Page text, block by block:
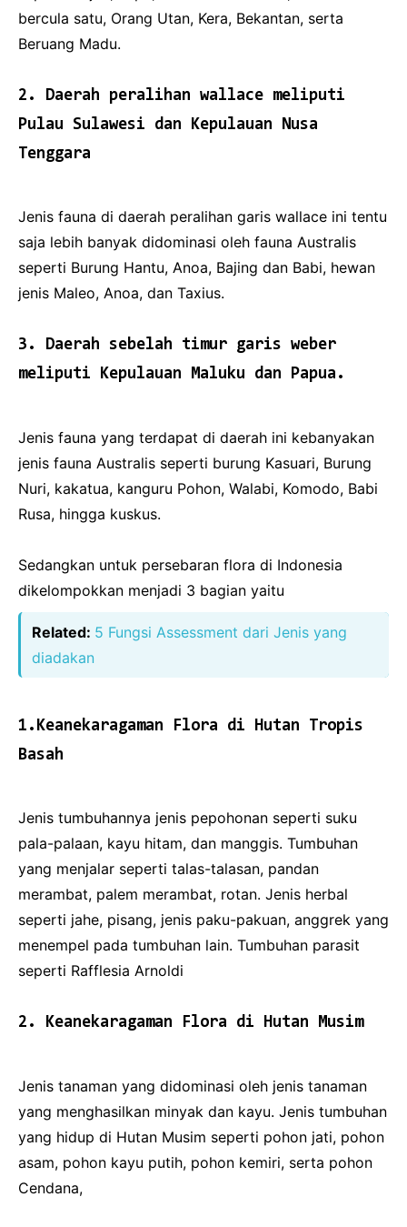
bercula satu, Orang Utan, Kera, Bekantan, serta
Beruang Madu.
2. Daerah peralihan wallace meliputi
Pulau Sulawesi dan Kepulauan Nusa
Tenggara
Jenis fauna di daerah peralihan garis wallace ini tentu
saja lebih banyak didominasi oleh fauna Australis
seperti Burung Hantu, Anoa, Bajing dan Babi, hewan
jenis Maleo, Anoa, dan Taxius.
3. Daerah sebelah timur garis weber
meliputi Kepulauan Maluku dan Papua.
Jenis fauna yang terdapat di daerah ini kebanyakan
jenis fauna Australis seperti burung Kasuari, Burung
Nuri, kakatua, kanguru Pohon, Walabi, Komodo, Babi
Rusa, hingga kuskus.
Sedangkan untuk persebaran flora di Indonesia
dikelompokkan menjadi 3 bagian yaitu
Related: 5 Fungsi Assessment dari Jenis yang
diadakan
1.Keanekaragaman Flora di Hutan Tropis
Basah
Jenis tumbuhannya jenis pepohonan seperti suku
pala-palaan, kayu hitam, dan manggis. Tumbuhan
yang menjalar seperti talas-talasan, pandan
merambat, palem merambat, rotan. Jenis herbal
seperti jahe, pisang, jenis paku-pakuan, anggrek yang
menempel pada tumbuhan lain. Tumbuhan parasit
seperti Rafflesia Arnoldi
2. Keanekaragaman Flora di Hutan Musim
Jenis tanaman yang didominasi oleh jenis tanaman
yang menghasilkan minyak dan kayu. Jenis tumbuhan
yang hidup di Hutan Musim seperti pohon jati, pohon
asam, pohon kayu putih, pohon kemiri, serta pohon
Cendana,